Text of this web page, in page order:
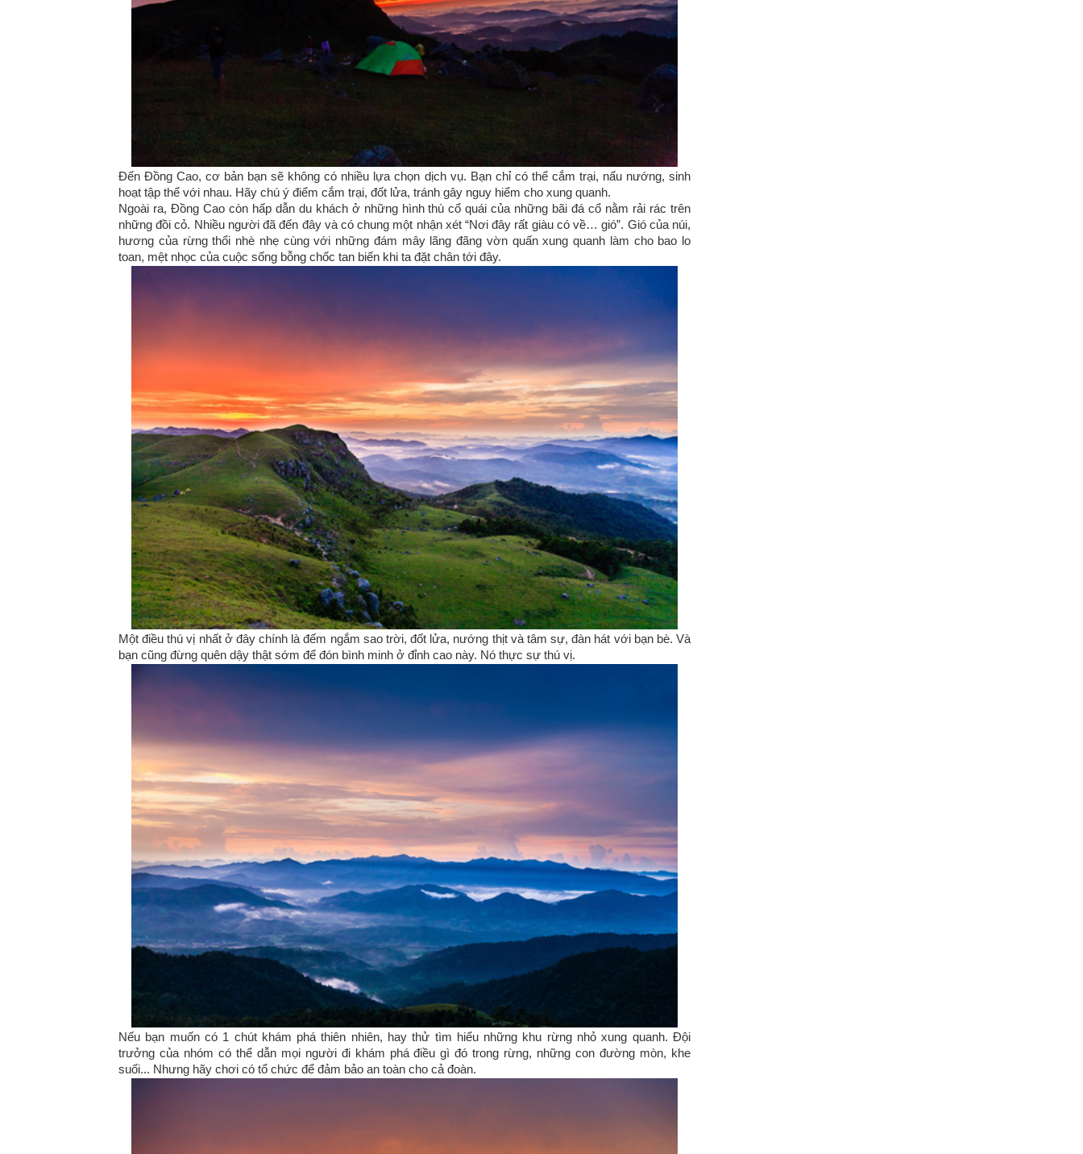
Đến Đồng Cao, cơ bản bạn sẽ không có nhiều lựa chọn dịch vụ. Bạn chỉ có thể cắm trại, nấu nướng, sinh
hoạt tập thể với nhau. Hãy chú ý điểm cắm trại, đốt lửa, tránh gây nguy hiểm cho xung quanh.
Ngoài ra, Đồng Cao còn hấp dẫn du khách ở những hình thù cổ quái của những bãi đá cổ nằm rải rác trên
những đồi cỏ. Nhiều người đã đến đây và có chung một nhận xét “Nơi đây rất giàu có về… gió”. Gió của núi,
hương của rừng thổi nhè nhẹ cùng với những đám mây lãng đãng vờn quấn xung quanh làm cho bao lo
toan, mệt nhọc của cuộc sống bỗng chốc tan biến khi ta đặt chân tới đây.
Một điều thú vị nhất ở đây chính là đếm ngắm sao trời, đốt lửa, nướng thịt và tâm sự, đàn hát với bạn bè. Và
bạn cũng đừng quên dậy thật sớm để đón bình minh ở đỉnh cao này. Nó thực sự thú vị.
Nếu bạn muốn có 1 chút khám phá thiên nhiên, hay thử tìm hiểu những khu rừng nhỏ xung quanh. Đội
trưởng của nhóm có thể dẫn mọi người đi khám phá điều gì đó trong rừng, những con đường mòn, khe
suối... Nhưng hãy chơi có tổ chức để đảm bảo an toàn cho cả đoàn.